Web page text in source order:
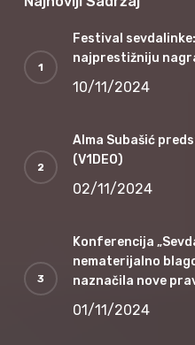
Festival
najprestižniju
10/11/2024
Alma Subašić
(V1DEO)
02/11/2024
Konferencija
nematerijalno
naznačila nove
01/11/2024